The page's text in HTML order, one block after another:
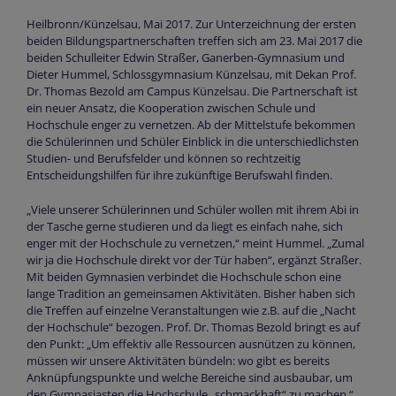
Heilbronn/Künzelsau, Mai 2017. Zur Unterzeichnung der ersten
beiden Bildungspartnerschaften treffen sich am 23. Mai 2017 die
beiden Schulleiter Edwin Straßer, Ganerben-Gymnasium und
Dieter Hummel, Schlossgymnasium Künzelsau, mit Dekan Prof.
Dr. Thomas Bezold am Campus Künzelsau. Die Partnerschaft ist
ein neuer Ansatz, die Kooperation zwischen Schule und
Hochschule enger zu vernetzen. Ab der Mittelstufe bekommen
die Schülerinnen und Schüler Einblick in die unterschiedlichsten
Studien- und Berufsfelder und können so rechtzeitig
Entscheidungshilfen für ihre zukünftige Berufswahl finden.
„Viele unserer Schülerinnen und Schüler wollen mit ihrem Abi in
der Tasche gerne studieren und da liegt es einfach nahe, sich
enger mit der Hochschule zu vernetzen,“ meint Hummel. „Zumal
wir ja die Hochschule direkt vor der Tür haben“, ergänzt Straßer.
Mit beiden Gymnasien verbindet die Hochschule schon eine
lange Tradition an gemeinsamen Aktivitäten. Bisher haben sich
die Treffen auf einzelne Veranstaltungen wie z.B. auf die „Nacht
der Hochschule“ bezogen. Prof. Dr. Thomas Bezold bringt es auf
den Punkt: „Um effektiv alle Ressourcen ausnützen zu können,
müssen wir unsere Aktivitäten bündeln: wo gibt es bereits
Anknüpfungspunkte und welche Bereiche sind ausbaubar, um